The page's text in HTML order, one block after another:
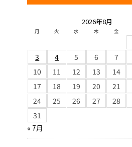
2026年8月
月 火 水 木 金
3
4 5 6 7
10
11 12 13 14
17
18 19 20 21
24
25 26 27 28
31
« 7月